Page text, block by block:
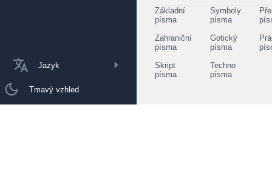
Jazyk
Tmavý vzhled
Základní
písma
Symboly
písma
Zahraniční
písma
Gotický
písma
Skript
písma
Techno
písma